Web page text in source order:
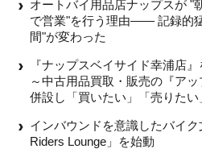
オートバイ用品店ナップスが "
で営業"を行う理由—— 記録的
間"が変わった
『ナップスベイサイド幸浦店
～中古用品買取・販売の『ア
併設し「買いたい」「売りた
インバウンドを意識したバイ
Riders Lounge」を始動